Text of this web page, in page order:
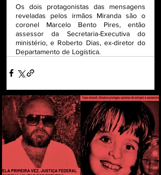
Os dois protagonistas das mensagens
reveladas pelos irmãos Miranda são o
coronel Marcelo Bento Pires, então
assessor da Secretaria-Executiva do
ministério, e Roberto Dias, ex-diretor do
Departamento de Logística.